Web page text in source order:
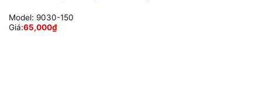
Model: 9030-150
Giá:65,000₫